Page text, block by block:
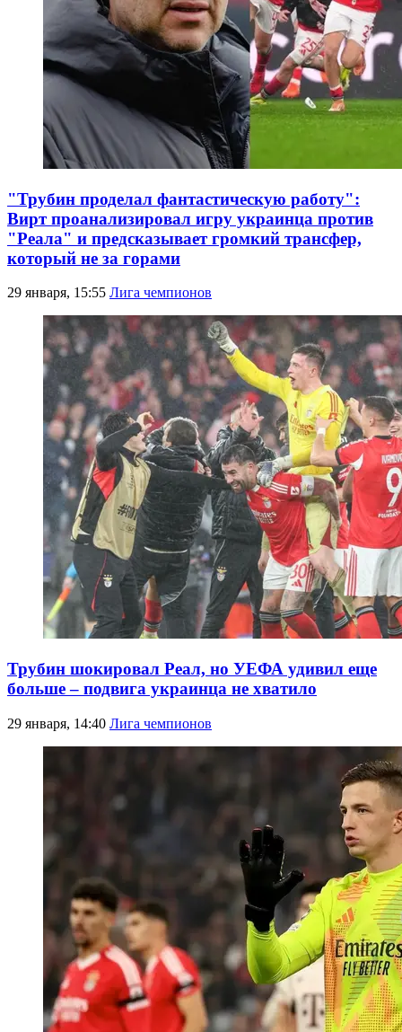
"Трубин проделал фантастическую работу":
Вирт проанализировал игру украинца против
"Реала" и предсказывает громкий трансфер,
который не за горами
29 января, 15:55 Лига чемпионов
Трубин шокировал Реал, но УЕФА удивил еще
больше – подвига украинца не хватило
29 января, 14:40 Лига чемпионов